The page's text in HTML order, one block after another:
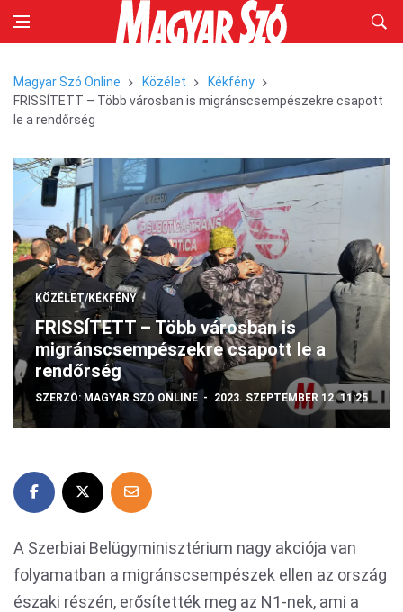
Magyar Szó Online Közélet
Kékfény
FRISSÍTETT – Több városban is migránscsempészekre csapott
le a rendőrség
KÖZÉLET/KÉKFÉNY
FRISSÍTETT – Több városban is
migránscsempészekre csapott le a
rendőrség
SZERZŐ: MAGYAR SZÓ ONLINE 2023. SZEPTEMBER 12. 11:25
A Szerbiai Belügyminisztérium nagy akciója van
folyamatban a migránscsempészek ellen az ország
északi részén, erősítették meg az N1-nek, ami a